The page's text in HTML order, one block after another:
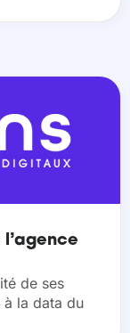
de ses
la data du